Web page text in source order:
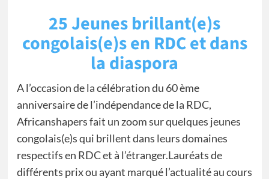
25 Jeunes brillant(e)s
congolais(e)s en RDC et dans
la diaspora
A l’occasion de la célébration du 60 ème
anniversaire de l’indépendance de la RDC,
Africanshapers fait un zoom sur quelques jeunes
congolais(e)s qui brillent dans leurs domaines
respectifs en RDC et à l’étranger.Lauréats de
différents prix ou ayant marqué l’actualité au cours